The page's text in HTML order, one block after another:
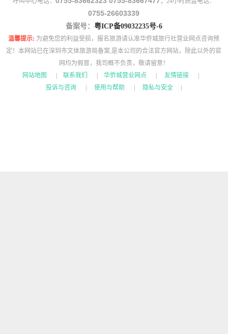
0755-26603339
备案号： 粤ICP备09032235号-6
温馨提示: 为避免您的利益受损，报名旅游请认准华侨城旅行社营业网点咨询预
定！本网站已在深圳市文体旅游局备案,是本公司的合法官方网站，除此以外的官
网均为假冒，我司概不负责，敬请留意！
网站地图
|联系我们 |华侨城营业网点 |友情链接
投诉与咨询
|使用与帮助 隐私与安全